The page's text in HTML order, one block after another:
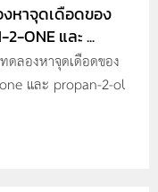
หาจุดเดือดของ
2-ONE และ ...
ดลองหาจุดเดือดของ
และ propan-2-ol